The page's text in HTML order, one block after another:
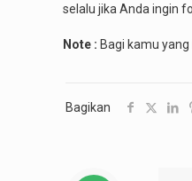
selalu jika Anda ingin
Note : Bagi kamu
Bagikan